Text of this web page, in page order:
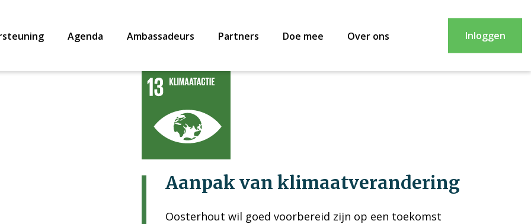
Agenda Ambassadeurs Partners Doe mee Over ons Inloggen
Aanpak van klimaatverandering
Oosterhout wil goed voorbereid zijn op een toekomst